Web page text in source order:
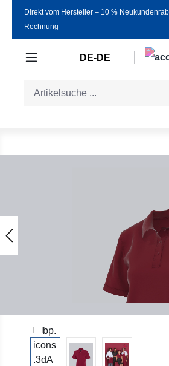
Zum Hauptinhalt springen
Direkt vom Hersteller ‒ 10 %
Rechnung
DE-DE